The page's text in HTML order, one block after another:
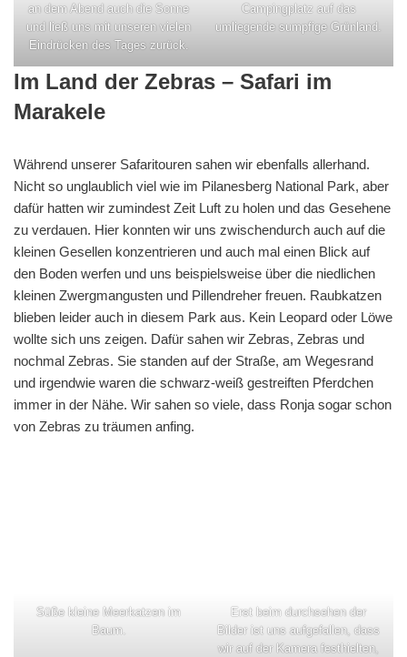
an dem Abend auch die Sonne
und ließ uns mit unseren vielen
Eindrücken des Tages zurück.
Campingplatz auf das
umliegende sumpfige Grünland.
Im Land der Zebras – Safari im
Marakele
Während unserer Safaritouren sahen wir ebenfalls allerhand.
Nicht so unglaublich viel wie im Pilanesberg National Park, aber
dafür hatten wir zumindest Zeit Luft zu holen und das Gesehene
zu verdauen. Hier konnten wir uns zwischendurch auch auf die
kleinen Gesellen konzentrieren und auch mal einen Blick auf
den Boden werfen und uns beispielsweise über die niedlichen
kleinen Zwergmangusten und Pillendreher freuen. Raubkatzen
blieben leider auch in diesem Park aus. Kein Leopard oder Löwe
wollte sich uns zeigen. Dafür sahen wir Zebras, Zebras und
nochmal Zebras. Sie standen auf der Straße, am Wegesrand
und irgendwie waren die schwarz-weiß gestreiften Pferdchen
immer in der Nähe. Wir sahen so viele, dass Ronja sogar schon
von Zebras zu träumen anfing.
Süße kleine Meerkatzen im
Baum.
Erst beim durchsehen der
Bilder ist uns aufgefallen, dass
wir auf der Kamera festhielten,